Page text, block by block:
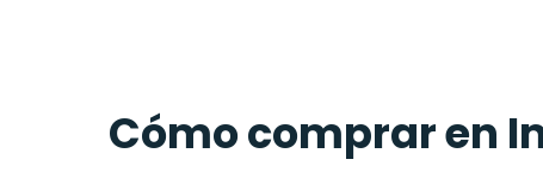
Cómo comprar en